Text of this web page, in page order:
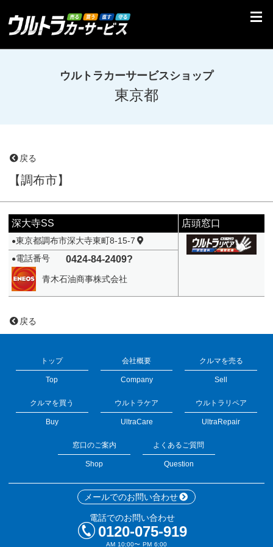
ウルトラカーサービスショップ
東京都
戻る
【調布市】
深大寺SS 店頭窓口
●東京都調布市深大寺東町8-15-7
●電話番号 0424-84-2409?
青木石油商事株式会社
戻る
トップ
Top
会社概要
Company
クルマを売る
Sell
クルマを買う
Buy
ウルトラケア
UltraCare
ウルトラリペア
UltraRepair
窓口のご案内
Shop
よくあるご質問
Question
メールでのお問い合わせ
電話でのお問い合わせ
0120-075-919
AM 10:00〜 PM 6:00